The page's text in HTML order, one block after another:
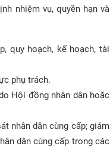
nhiệm vụ, quyền hạn và
quy hoạch, kế hoạch, tài
phụ trách.
Hội đồng nhân dân hoặc
nhân dân cùng cấp; giám
dân cùng cấp trong các